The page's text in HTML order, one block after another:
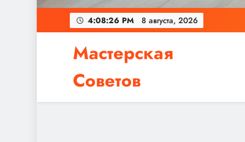
4:08:27 PM 8 августа, 2026
Мастерская
Советов
Независимо от того, планируете ли